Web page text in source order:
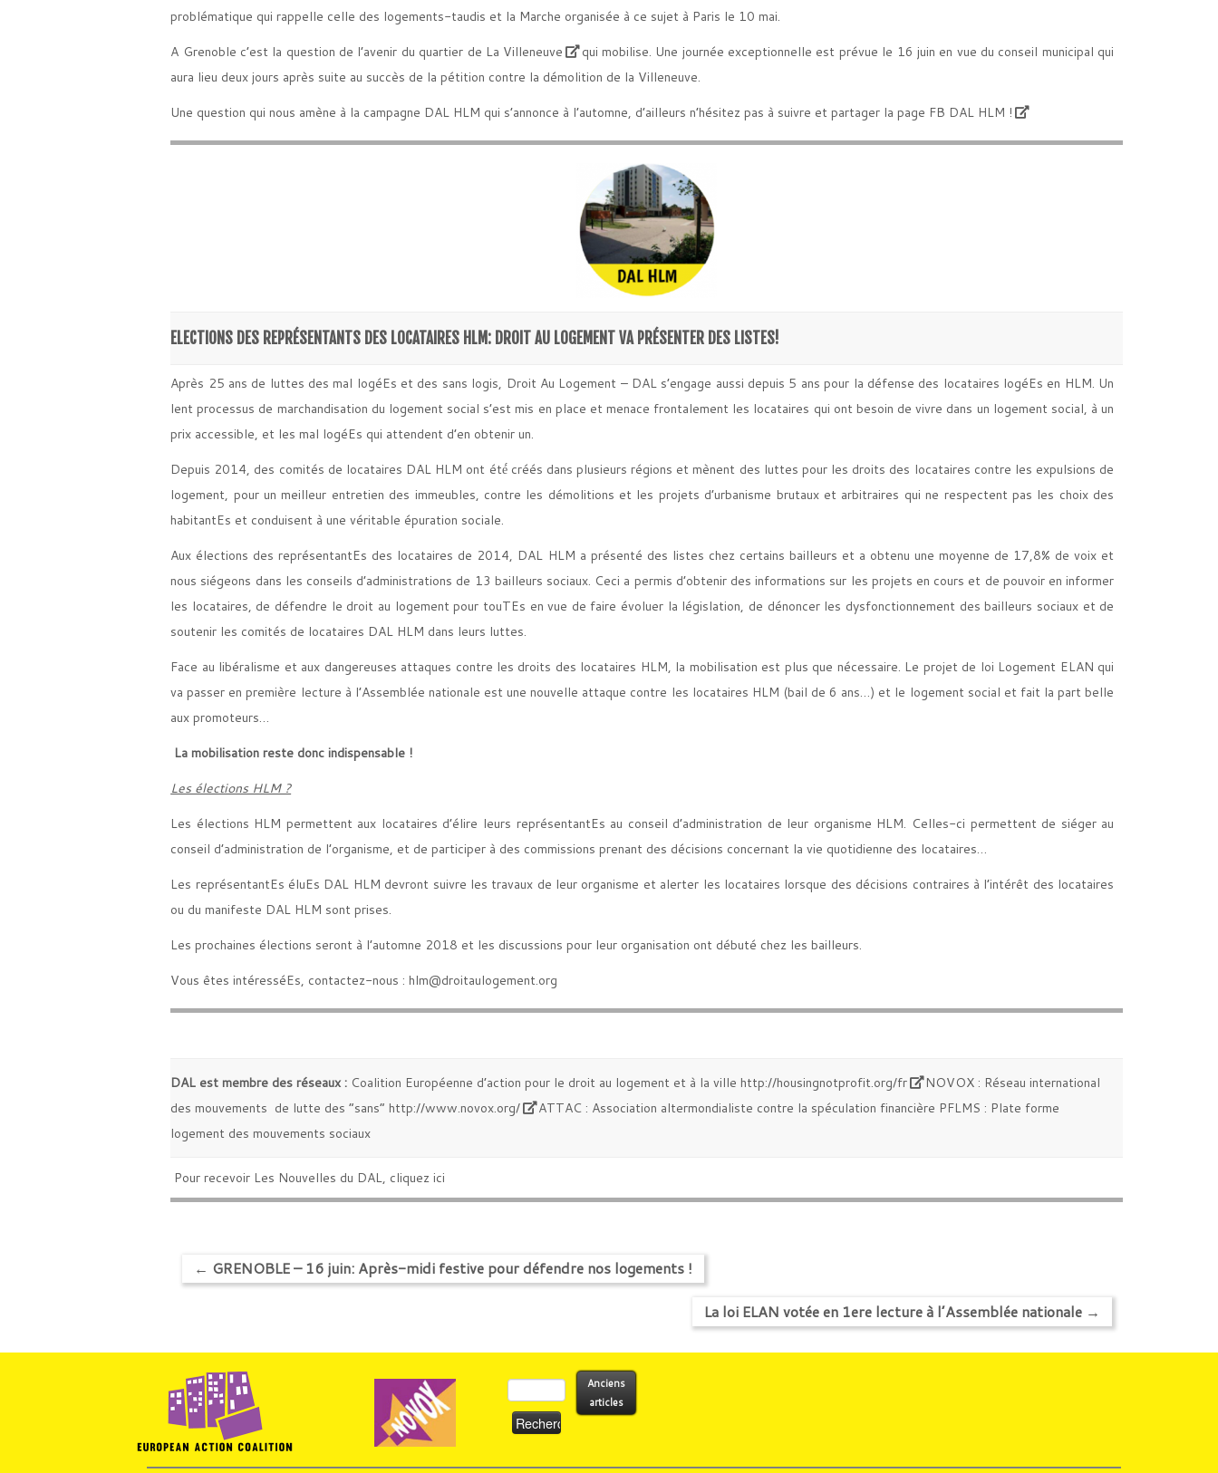
problématique qui rappelle celle des logements-taudis et la Marche organisée à ce sujet à Paris le 10 mai.
A Grenoble c’est la question de l’avenir du quartier de La Villeneuve
qui mobilise. Une journée exceptionnelle est prévue le 16 juin en vue du conseil municipal qui
aura lieu deux jours après suite au succès de la pétition contre la démolition de la Villeneuve.
Une question qui nous amène à la campagne DAL HLM qui s’annonce à l’automne, d’ailleurs n’hésitez pas à suivre et partager la page FB DAL HLM !
ELECTIONS DES REPRÉSENTANTS DES LOCATAIRES HLM: DROIT AU LOGEMENT VA PRÉSENTER DES LISTES!
Après 25 ans de luttes des mal logéEs et des sans logis, Droit Au Logement – DAL s’engage aussi depuis 5 ans pour la défense des locataires logéEs en HLM. Un
lent processus de marchandisation du logement social s’est mis en place et menace frontalement les locataires qui ont besoin de vivre dans un logement social, à un
prix accessible, et les mal logéEs qui attendent d’en obtenir un.
Depuis 2014, des comités de locataires DAL HLM ont été́ créés dans plusieurs régions et mènent des luttes pour les droits des locataires contre les expulsions de
logement, pour un meilleur entretien des immeubles, contre les démolitions et les projets d’urbanisme brutaux et arbitraires qui ne respectent pas les choix des
habitantEs et conduisent à une véritable épuration sociale.
Aux élections des représentantEs des locataires de 2014, DAL HLM a présenté des listes chez certains bailleurs et a obtenu une moyenne de 17,8% de voix et
nous siégeons dans les conseils d’administrations de 13 bailleurs sociaux. Ceci a permis d’obtenir des informations sur les projets en cours et de pouvoir en informer
les locataires, de défendre le droit au logement pour touTEs en vue de faire évoluer la législation, de dénoncer les dysfonctionnement des bailleurs sociaux et de
soutenir les comités de locataires DAL HLM dans leurs luttes.
Face au libéralisme et aux dangereuses attaques contre les droits des locataires HLM, la mobilisation est plus que nécessaire. Le projet de loi Logement ELAN qui
va passer en première lecture à l’Assemblée nationale est une nouvelle attaque contre les locataires HLM (bail de 6 ans…) et le logement social et fait la part belle
aux promoteurs…
La mobilisation reste donc indispensable !
Les élections HLM ?
Les élections HLM permettent aux locataires d’élire leurs représentantEs au conseil d’administration de leur organisme HLM. Celles-ci permettent de siéger au
conseil d’administration de l’organisme, et de participer à des commissions prenant des décisions concernant la vie quotidienne des locataires…
Les représentantEs éluEs DAL HLM devront suivre les travaux de leur organisme et alerter les locataires lorsque des décisions contraires à l’intérêt des locataires
ou du manifeste DAL HLM sont prises.
Les prochaines élections seront à l’automne 2018 et les discussions pour leur organisation ont débuté chez les bailleurs.
Vous êtes intéresséEs, contactez-nous : hlm@droitaulogement.org
DAL est membre des réseaux : Coalition Européenne d’action pour le droit au logement et à la ville http://housingnotprofit.org/fr
NOVOX : Réseau international
des mouvements de lutte des “sans” http://www.novox.org/
ATTAC : Association altermondialiste contre la spéculation financière PFLMS : Plate forme
logement des mouvements sociaux
Pour recevoir Les Nouvelles du DAL, cliquez ici
← GRENOBLE – 16 juin: Après-midi festive pour défendre nos logements !
La loi ELAN votée en 1ere lecture à l’Assemblée nationale →
Rechercher :
Anciens
articles